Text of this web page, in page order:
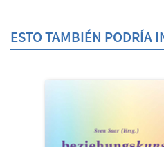
ESTO TAMBIÉN PODRÍA